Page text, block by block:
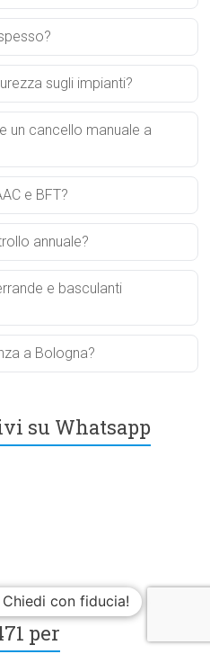
sugli impianti?
un cancello manuale a
e BFT?
annuale?
e basculanti
a Bologna?
su Whatsapp
per
con fiducia!